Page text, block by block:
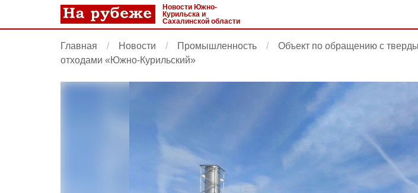
Новости Южно-
Курильска и
Сахалинской области
Главная Новости Промышленность
Объект по обращению с
отходами «Южно-Курильский»